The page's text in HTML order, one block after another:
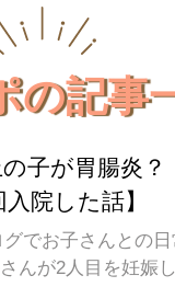
の記事
子が胃腸炎
院した話】
グでお子さんとの
んが2人目を妊